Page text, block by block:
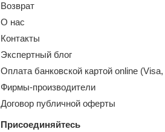
Возврат
О нас
Контакты
Экспертный блог
Оплата банковской картой online
Фирмы-производители
Договор публичной оферты
Присоединяйтесь